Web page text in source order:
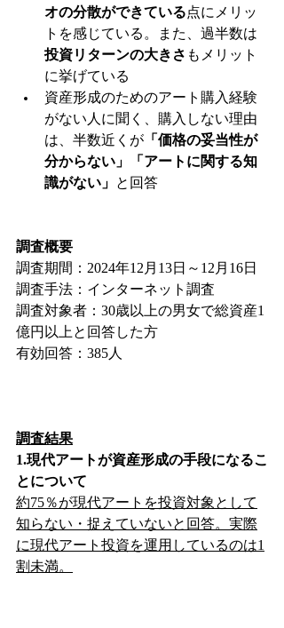
オの分散ができている点にメリッ
トを感じている。また、過半数は
投資リターンの大きさ もメリット
に挙げている
資産形成のためのアート購入経験
がない人に聞く、購入しない理由
は、半数近くが 「価格の妥当性が
分からない」「アートに関する知
識がない」 と回答
調査概要
調査期間：2024年12月13日～12月16日
調査手法：インターネット調査
調査対象者：30歳以上の男女で総資産1
億円以上と回答した方
有効回答：385人
調査結果
1.現代アートが資産形成の手段になるこ
とについて
約75％が現代アートを投資対象として
知らない・捉えていないと回答。実際
に現代アート投資を運用しているのは1
割未満。